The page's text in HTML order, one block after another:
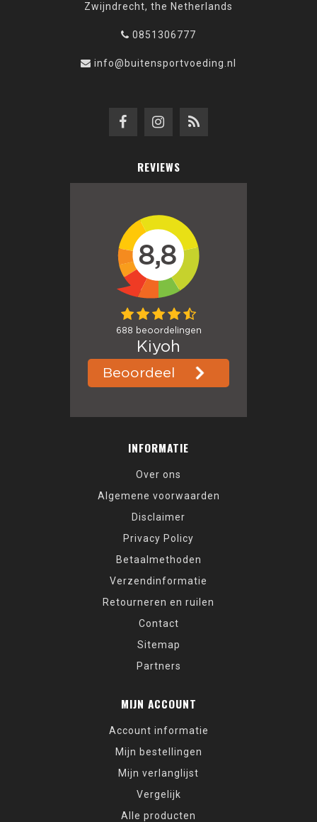
Zwijndrecht, the Netherlands
0851306777
info@buitensportvoeding.nl
REVIEWS
INFORMATIE
Over ons
Algemene voorwaarden
Disclaimer
Privacy Policy
Betaalmethoden
Verzendinformatie
Retourneren en ruilen
Contact
Sitemap
Partners
MIJN ACCOUNT
Account informatie
Mijn bestellingen
Mijn verlanglijst
Vergelijk
Alle producten